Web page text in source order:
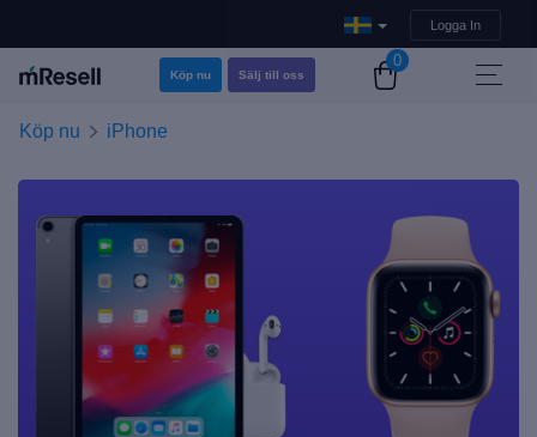
Logga In
Köp nu Sälj till oss
0
Köp nu iPhone